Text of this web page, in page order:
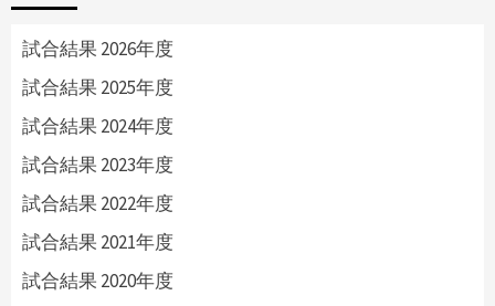
試合結果 2026年度
試合結果 2025年度
試合結果 2024年度
試合結果 2023年度
試合結果 2022年度
試合結果 2021年度
試合結果 2020年度